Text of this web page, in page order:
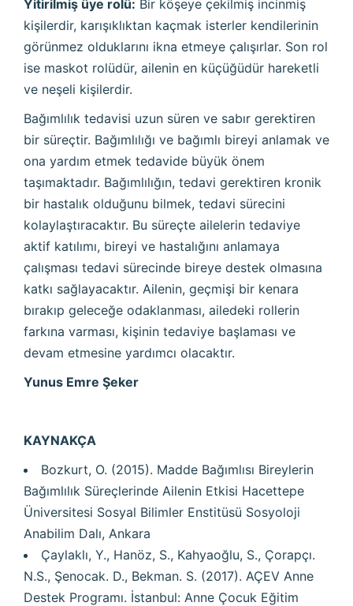
Yitirilmiş üye rolü: Bir köşeye çekilmiş incinmiş
kişilerdir, karışıklıktan kaçmak isterler kendilerinin
görünmez olduklarını ikna etmeye çalışırlar. Son rol
ise maskot rolüdür, ailenin en küçüğüdür hareketli
ve neşeli kişilerdir.
Bağımlılık tedavisi uzun süren ve sabır gerektiren
bir süreçtir. Bağımlılığı ve bağımlı bireyi anlamak ve
ona yardım etmek tedavide büyük önem
taşımaktadır. Bağımlılığın, tedavi gerektiren kronik
bir hastalık olduğunu bilmek, tedavi sürecini
kolaylaştıracaktır. Bu süreçte ailelerin tedaviye
aktif katılımı, bireyi ve hastalığını anlamaya
çalışması tedavi sürecinde bireye destek olmasına
katkı sağlayacaktır. Ailenin, geçmişi bir kenara
bırakıp geleceğe odaklanması, ailedeki rollerin
farkına varması, kişinin tedaviye başlaması ve
devam etmesine yardımcı olacaktır.
Yunus Emre Şeker
KAYNAKÇA
Bozkurt, O. (2015). Madde Bağımlısı Bireylerin
Bağımlılık Süreçlerinde Ailenin Etkisi Hacettepe
Üniversitesi Sosyal Bilimler Enstitüsü Sosyoloji
Anabilim Dalı, Ankara
Çaylaklı, Y., Hanöz, S., Kahyaoğlu, S., Çorapçı.
N.S., Şenocak. D., Bekman. S. (2017). AÇEV Anne
Destek Programı. İstanbul: Anne Çocuk Eğitim